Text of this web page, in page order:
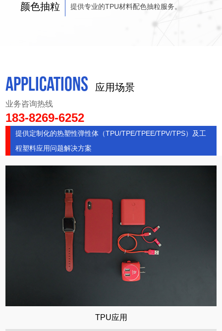
颜色抽粒 提供专业的TPU材料配色抽粒服务。
APPLICATIONS 应用场景
业务咨询热线
183-8269-6252
提供定制化的热塑性弹性体（TPU/TPE/TPEE/TPV/TPS）及工
程塑料应用问题解决方案
TPU应用